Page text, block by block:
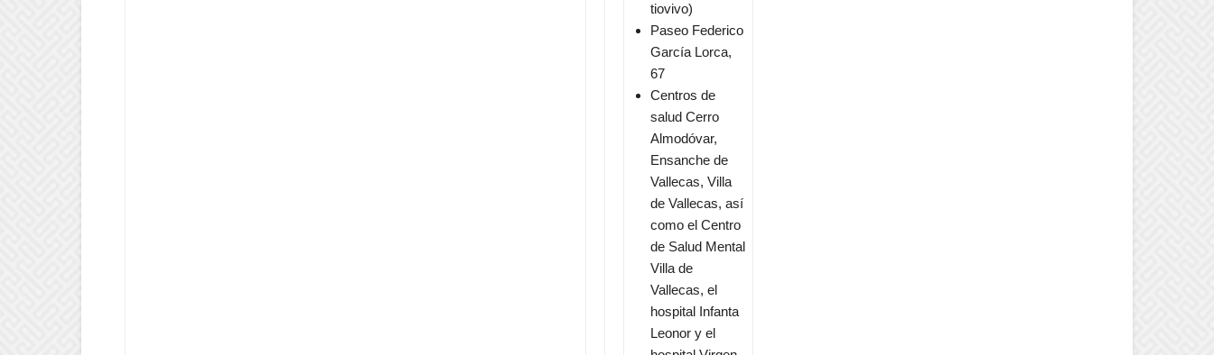
tiovivo)
Paseo Federico
García Lorca,
67
Centros de
salud Cerro
Almodóvar,
Ensanche de
Vallecas, Villa
de Vallecas, así
como el Centro
de Salud Mental
Villa de
Vallecas, el
hospital Infanta
Leonor y el